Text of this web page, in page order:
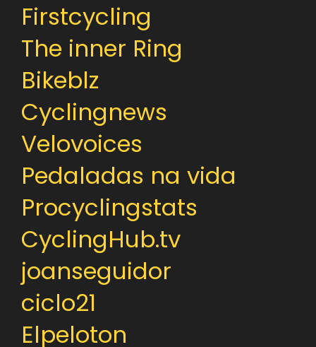
Firstcycling
The inner Ring
Bikeblz
Cyclingnews
Velovoices
Pedaladas na vida
Procyclingstats
CyclingHub.tv
joanseguidor
ciclo21
Elpeloton